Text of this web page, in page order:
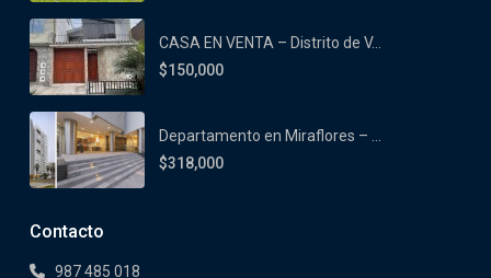
CASA EN VENTA – Distrito de V...
$150,000
Departamento en Miraflores – ...
$318,000
Contacto
987 485 018